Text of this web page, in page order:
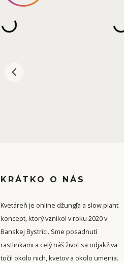
KRÁTKO O NÁS
Kvetáreň je online džungľa a slow plant
koncept, ktorý vznikol v roku 2020 v
Banskej Bystrici. Sme posadnutí
rastlinkami a celý náš život sa odjakživa
točil okolo nich, kvetov a okolo umenia.